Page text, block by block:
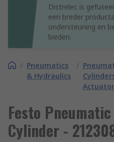
Distrelec is
een breder
ondersteuning en
bieden.
/ Pneumatics
& Hydraulics
/
Festo
Cylinder -